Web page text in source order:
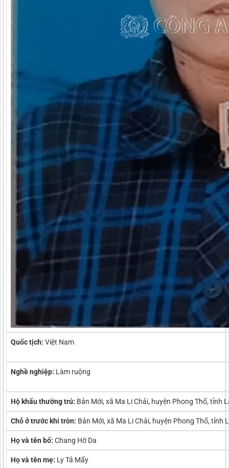
Quốc tịch: Việt Nam
Nghề nghiệp: Làm ruộng
Hộ khẩu thường trú: Bản Mới, xã Ma Li Chải, huyện Phong Thổ, tỉnh
Chỗ ở trước khi tròn: Bản Mới, xã Ma Li Chải, huyện Phong Thổ, tỉnh
Họ và tên bố: Chang Hờ Da
Họ và tên mẹ: Ly Tả Mẩy